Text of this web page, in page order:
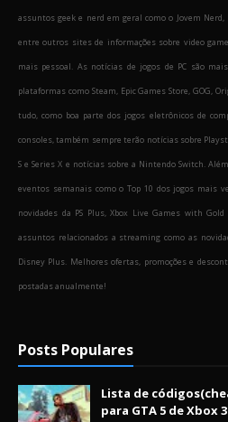
assuntos geek e nerd em geral como o Jovem
entre outros sites de informações sobre video
mais pessoal. As notícias de jogos de PC são
plataformas como Steam, Epic Games Store, GOG,
tudo, como boa parte dos jogos eletrônicos de
consoles, também sempre terão notícias sobre
S e Series X e notícias sobre a Nintendo Switch.
eventos semanais como o Top 10 dos jogos mais
novidades da PS Plus, Xbox Live Games with
assuntos relacionados a streaming como as
Disney Plus. Melhores ofertas, promoções e
postadas anualmente!
Posts Populares
Lista de
para GTA 5 de Xbox